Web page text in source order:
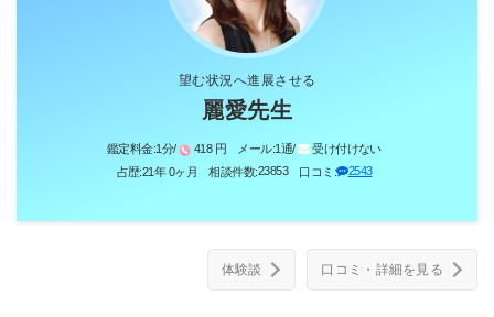
望む状況へ進展させる
麗愛先生
鑑定料金:1分/ 418 円 メール:1通/
受け付けない
占歴:21年 0ヶ月 相談件数:23853 口コミ: 2543
体験談 口コミ・詳細を見る